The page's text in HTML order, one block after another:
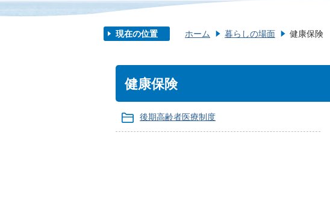
現在の位置 ホーム 暮らしの場面 健康保険
健康保険
後期高齢者医療制度